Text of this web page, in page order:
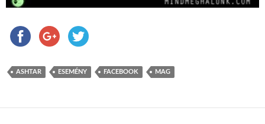
ASHTAR ESEMÉNY FACEBOOK MAG